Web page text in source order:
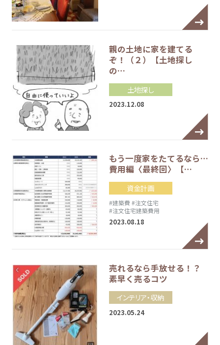
親の土地に家を建てる
ぞ！（２）【土地探し
の…
土地探し
2023.12.08
もう一度家をたてるなら…
費用編〈最終回〉【…
資金計画
#建築費 #注文住宅
#注文住宅建築費用
2023.08.18
売れるなら手放せる！？
素早く売るコツ
インテリア・収納
2023.05.24